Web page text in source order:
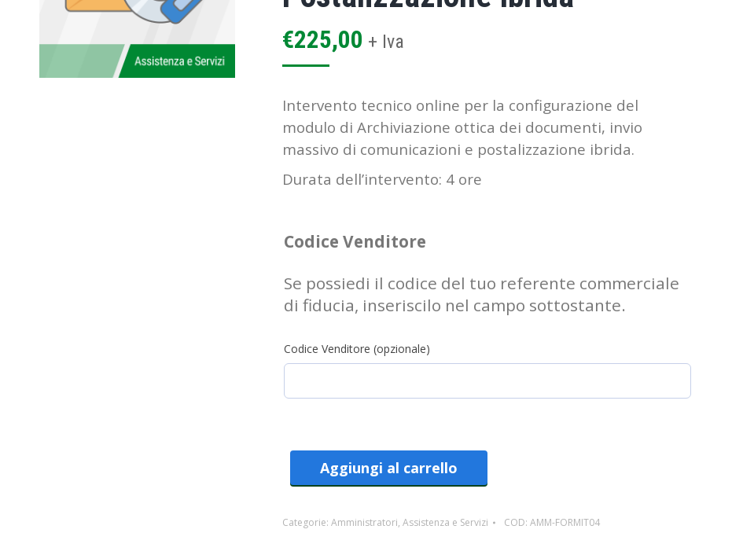
€225,00 + Iva
Intervento tecnico online per la configurazione del
modulo di Archiviazione ottica dei documenti, invio
massivo di comunicazioni e postalizzazione ibrida.
Durata dell’intervento: 4 ore
Codice Venditore
Se possiedi il codice del tuo referente commerciale
di fiducia, inseriscilo nel campo sottostante.
Codice Venditore (opzionale)
Aggiungi al carrello
Categorie:Amministratori,Assistenza e Servizi COD:AMM-FORMIT04